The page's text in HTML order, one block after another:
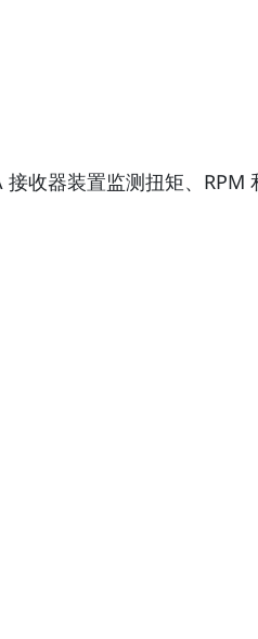
收器装置监测扭矩、RPM